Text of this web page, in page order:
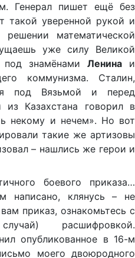
Генерал пишет ещё без
такой уверенной рукой и
математической
уже силу Великой
знамёнами Ленинаи
коммунизма. Сталин,
под Вязьмой и перед
из Казахстана говорил в
некому и нечем». Но вот
такие же артизовы
– нашлись же герои и
боевого приказа…
написано, клянусь – не
приказ, ознакомьтесь с
расшифровкой.
опубликованное в 16-м
моего двоюродного